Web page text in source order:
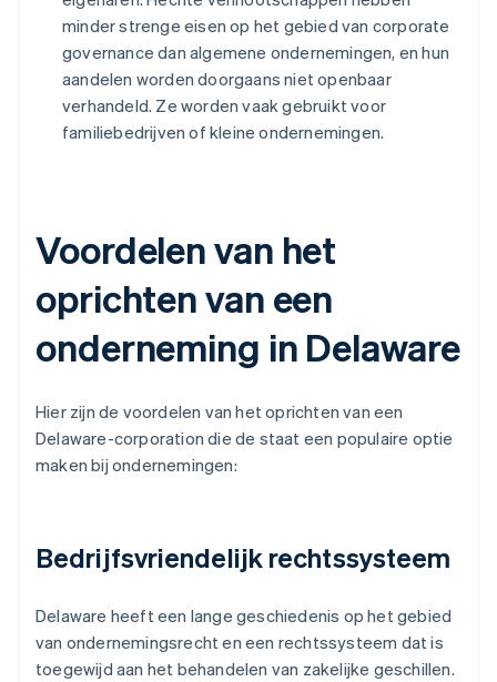
minder strenge eisen op het gebied van corporate
governance dan algemene ondernemingen, en hun
aandelen worden doorgaans niet openbaar
verhandeld. Ze worden vaak gebruikt voor
familiebedrijven of kleine ondernemingen.
Voordelen van het
oprichten van een
onderneming in Delaware
Hier zijn de voordelen van het oprichten van een
Delaware-corporation die de staat een populaire optie
maken bij ondernemingen:
Bedrijfsvriendelijk rechtssysteem
Delaware heeft een lange geschiedenis op het gebied
van ondernemingsrecht en een rechtssysteem dat is
toegewijd aan het behandelen van zakelijke geschillen.